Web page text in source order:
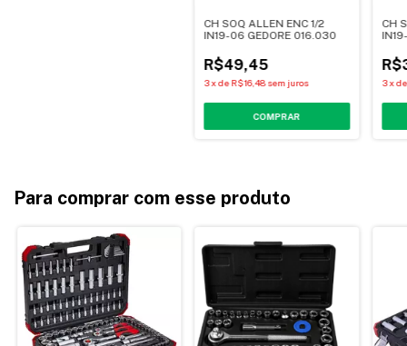
CH SOQ ALLEN ENC 1/2
IN19-06 GEDORE 016.030
R$49,45
3xdeR$16,48 sem juros
CH
3x
Para comprar com esse produto